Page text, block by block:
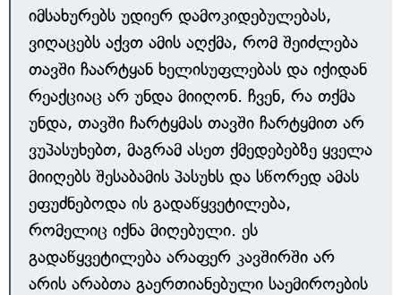
იმსახურებს უდიერ დამოკიდებულებას,
ვიღაცებს აქვთ ამის აღქმა, რომ შეიძლება
თავში ჩაარტყან ხელისუფლებას და იქიდან
რეაქციაც არ უნდა მიიღონ. ჩვენ, რა თქმა
უნდა, თავში ჩარტყმას თავში ჩარტყმით არ
ვუპასუხებთ, მაგრამ ასეთ ქმედებებზე ყველა
მიიღებს შესაბამის პასუხს და სწორედ ამას
ეფუძნებოდა ის გადაწყვეტილება,
რომელიც იქნა მიღებული. ეს
გადაწყვეტილება არაფერ კავშირში არ
არის არაბთა გაერთიანებული საემიროების